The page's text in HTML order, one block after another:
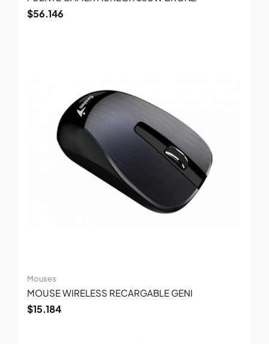
$56.146
Mouses
MOUSE WIRELESS RECARGABLE GENI
$15.184